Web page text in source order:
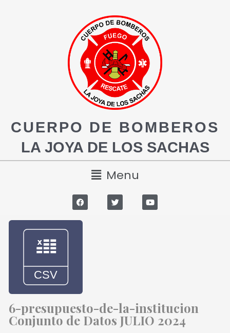
CUERPO DE BOMBEROS
LA JOYA DE LOS SACHAS
Menu
6-presupuesto-de-la-institucion
Conjunto de Datos JULIO 2024